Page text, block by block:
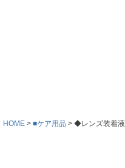
HOME ■ケア用品 ◆レンズ装着液